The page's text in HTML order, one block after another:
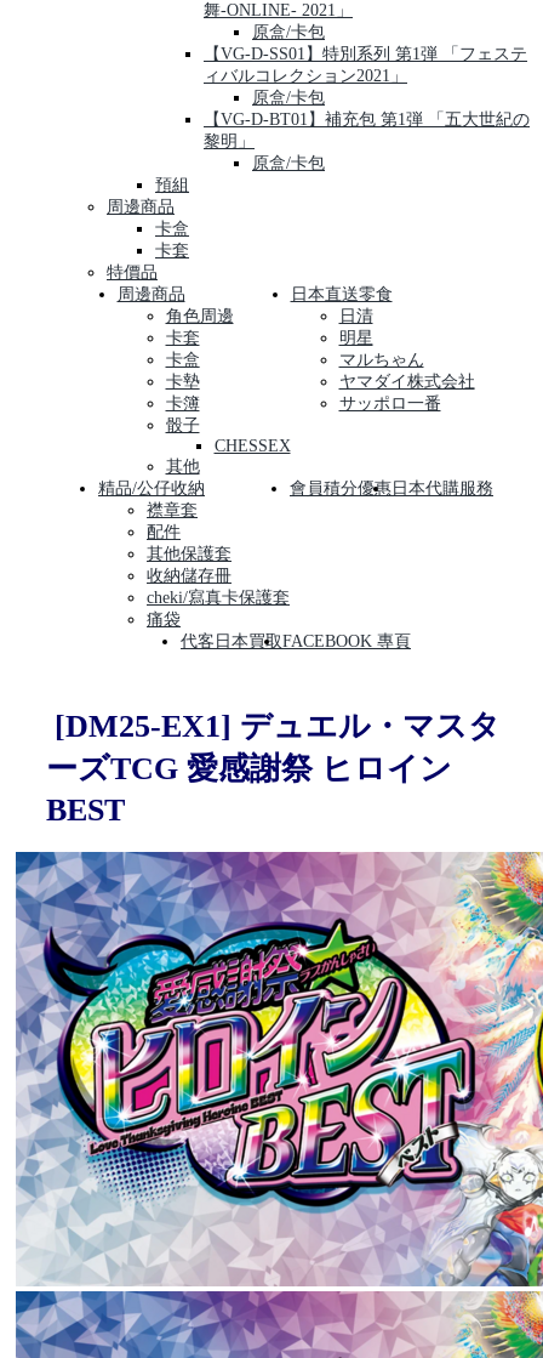
舞-ONLINE- 2021」
原盒/卡包
【VG-D-SS01】特別系列 第1弾 「フェステ
ィバルコレクション2021」
原盒/卡包
【VG-D-BT01】補充包 第1弾 「五大世紀の
黎明」
原盒/卡包
預組
周邊商品
卡盒
卡套
特價品
周邊商品
角色周邊
卡套
卡盒
卡墊
卡簿
骰子
CHESSEX
其他
日本直送零食
日清
明星
マルちゃん
ヤマダイ株式会社
サッポロ一番
精品/公仔收納
襟章套
配件
其他保護套
收納儲存冊
cheki/寫真卡保護套
痛袋
會員積分優惠 日本代購服務
代客日本買取FACEBOOK 專頁
[DM25-EX1] デュエル・マスタ
ーズTCG 愛感謝祭 ヒロイン
BEST